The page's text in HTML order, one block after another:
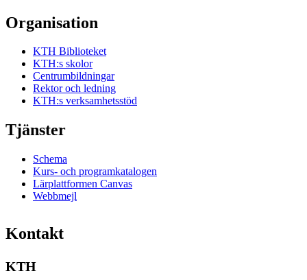
Organisation
KTH Biblioteket
KTH:s skolor
Centrumbildningar
Rektor och ledning
KTH:s verksamhetsstöd
Tjänster
Schema
Kurs- och programkatalogen
Lärplattformen Canvas
Webbmejl
Kontakt
KTH